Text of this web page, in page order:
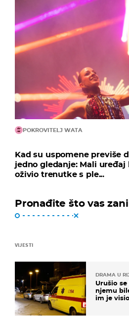
POKROVITELJ WATA
Kad su uspomene previše
jedno gledanje: Mali
oživio trenutke s ple...
Pronađite što vas
VIJESTI
DRAMA U
Urušio
njemu
im je